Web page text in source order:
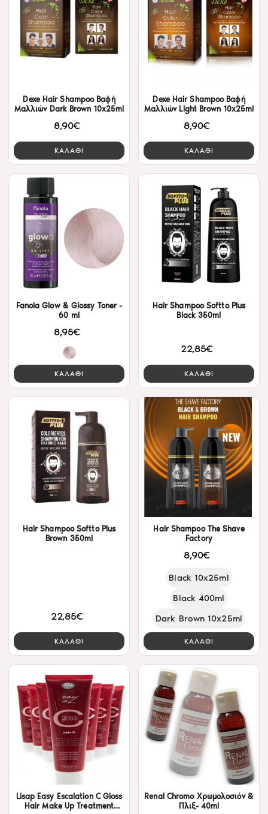
Dexe Hair Shampoo Βαφή
Μαλλιών Dark Brown 10x25ml
8,90€
ΚΑΛΑΘΙ
Dexe Hair Shampoo Βαφή
Μαλλιών Light Brown 10x25ml
8,90€
ΚΑΛΑΘΙ
Fanola Glow & Glossy Toner -
60 ml
8,95€
ΚΑΛΑΘΙ
Hair Shampoo Softto Plus
Black 350ml
22,85€
ΚΑΛΑΘΙ
Hair Shampoo Softto Plus
Brown 350ml
22,85€
ΚΑΛΑΘΙ
Hair Shampoo ​The Shave
Factory
8,90€
Black 10x25ml
Black 400ml
Dark Brown 10x25ml
ΚΑΛΑΘΙ
Lisap Easy Escalation C Gloss
Hair Make Up Treatment
Renal Chromo Χρωμολοσιόν &
Πλιξ- 40ml